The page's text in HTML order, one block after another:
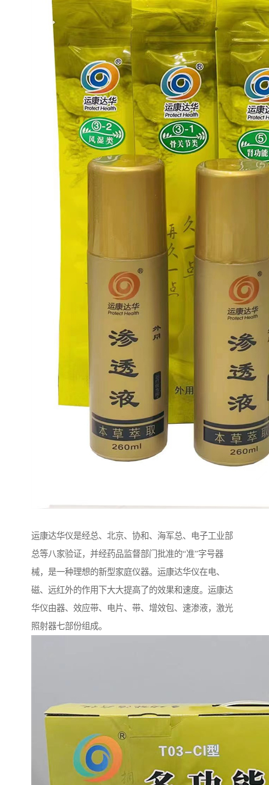
运康达华仪是经总、北京、协和、海军总、电子工业部
总等八家验证，并经药品监督部门批准的“准”字号器
械，是一种理想的新型家庭仪器。运康达华仪在电、
磁、远红外的作用下大大提高了的效果和速度。运康达
华仪由器、效应带、电片、带、增效包、速渗液，激光
照射器七部份组成。